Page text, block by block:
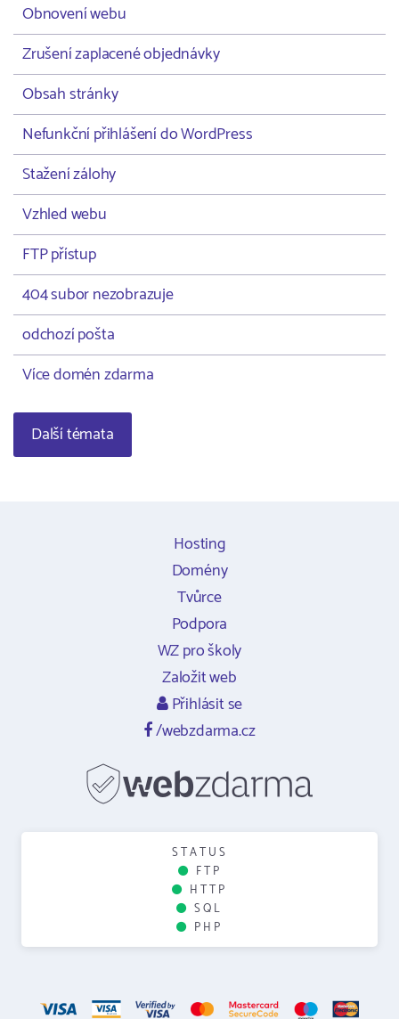
Obnovení webu
Zrušení zaplacené objednávky
Obsah stránky
Nefunkční přihlášení do WordPress
Stažení zálohy
Vzhled webu
FTP přístup
404 subor nezobrazuje
odchozí pošta
Více domén zdarma
Další témata
Hosting
Domény
Tvůrce
Podpora
WZ pro školy
Založit web
Přihlásit se
/webzdarma.cz
STATUS
FTP
HTTP
SQL
PHP